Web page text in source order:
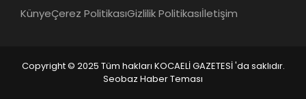
KünyeÇerez PolitikasıGizlilik Politikasıİletişim
Copyright © 2025 Tüm hakları KOCAELİ GAZETESİ 'da saklıdır.
Seobaz Haber Teması